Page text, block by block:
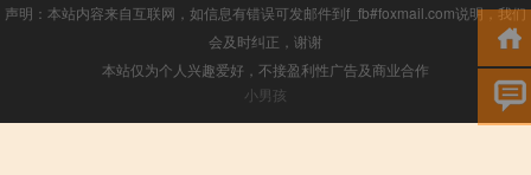
声明：本站内容来自互联网，如信息有错误可发邮件到f_fb#foxmail.com说明，我们
会及时纠正，谢谢
本站仅为个人兴趣爱好，不接盈利性广告及商业合作
小男孩